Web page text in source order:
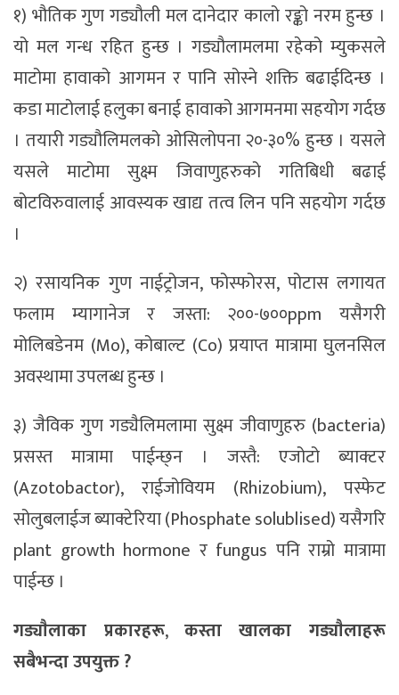
१) भौतिक गुण गड्यौली मल दानेदार कालो रङ्को नरम हुन्छ ।
यो मल गन्ध रहित हुन्छ । गड्यौलामलमा रहेको म्युकसले
माटोमा हावाको आगमन र पानि सोस्ने शक्ति बढाईदिन्छ ।
कडा माटोलाई हलुका बनाई हावाको आगमनमा सहयोग गर्दछ
। तयारी गड्यौलिमलको ओसिलोपना २०-३०% हुन्छ । यसले
यसले माटोमा सुक्ष्म जिवाणुहरुको गतिबिधी बढाई
बोटविरुवालाई आवस्यक खाद्य तत्व लिन पनि सहयोग गर्दछ
।
२) रसायनिक गुण नाईट्रोजन, फोस्फोरस, पोटास लगायत
फलाम म्यागानेज र जस्ता: २००-७००ppm यसैगरी
मोलिबडेनम (Mo), कोबाल्ट (Co) प्रयाप्त मात्रामा घुलनसिल
अवस्थामा उपलब्ध हुन्छ ।
३) जैविक गुण गड्यैलिमलामा सुक्ष्म जीवाणुहरु (bacteria)
प्रसस्त मात्रामा पाईन्छ्न । जस्तै: एजोटो ब्याक्टर
(Azotobactor), राईजोवियम (Rhizobium), पस्फेट
सोलुबलाईज ब्याक्टेरिया (Phosphate solublised) यसैगरि
plant growth hormone र fungus पनि राम्रो मात्रामा
पाईन्छ ।
गड्याैलाका प्रकारहरू, कस्ता खालका गड्याैलाहरू
सबैभन्दा उपयुक्त ?